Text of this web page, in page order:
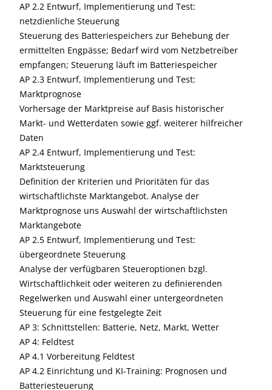
AP 2.2 Entwurf, Implementierung und Test:
netzdienliche Steuerung
Steuerung des Batteriespeichers zur Behebung der
ermittelten Engpässe; Bedarf wird vom Netzbetreiber
empfangen; Steuerung läuft im Batteriespeicher
AP 2.3 Entwurf, Implementierung und Test:
Marktprognose
Vorhersage der Marktpreise auf Basis historischer
Markt- und Wetterdaten sowie ggf. weiterer hilfreicher
Daten
AP 2.4 Entwurf, Implementierung und Test:
Marktsteuerung
Definition der Kriterien und Prioritäten für das
wirtschaftlichste Marktangebot. Analyse der
Marktprognose uns Auswahl der wirtschaftlichsten
Marktangebote
AP 2.5 Entwurf, Implementierung und Test:
übergeordnete Steuerung
Analyse der verfügbaren Steueroptionen bzgl.
Wirtschaftlichkeit oder weiteren zu definierenden
Regelwerken und Auswahl einer untergeordneten
Steuerung für eine festgelegte Zeit
AP 3: Schnittstellen: Batterie, Netz, Markt, Wetter
AP 4: Feldtest
AP 4.1 Vorbereitung Feldtest
AP 4.2 Einrichtung und KI-Training: Prognosen und
Batteriesteuerung